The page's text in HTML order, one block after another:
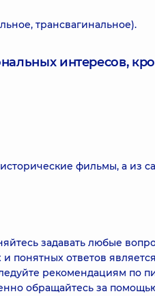
трансвагинальное).
интересов,
фильмы, а из
задавать любые
понятных ответов
рекомендациям по
обращайтесь за